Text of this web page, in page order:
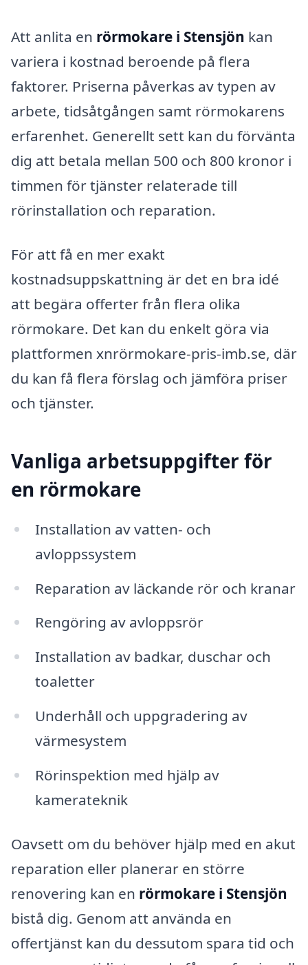
Att anlita en rörmokare i Stensjön kan
variera i kostnad beroende på flera
faktorer. Priserna påverkas av typen av
arbete, tidsåtgången samt rörmokarens
erfarenhet. Generellt sett kan du förvänta
dig att betala mellan 500 och 800 kronor i
timmen för tjänster relaterade till
rörinstallation och reparation.
För att få en mer exakt
kostnadsuppskattning är det en bra idé
att begära offerter från flera olika
rörmokare. Det kan du enkelt göra via
plattformen xnrörmokare-pris-imb.se, där
du kan få flera förslag och jämföra priser
och tjänster.
Vanliga arbetsuppgifter för
en rörmokare
Installation av vatten- och
avloppssystem
Reparation av läckande rör och kranar
Rengöring av avloppsrör
Installation av badkar, duschar och
toaletter
Underhåll och uppgradering av
värmesystem
Rörinspektion med hjälp av
kamerateknik
Oavsett om du behöver hjälp med en akut
reparation eller planerar en större
renovering kan en rörmokare i Stensjön
bistå dig. Genom att använda en
offertjänst kan du dessutom spara tid och